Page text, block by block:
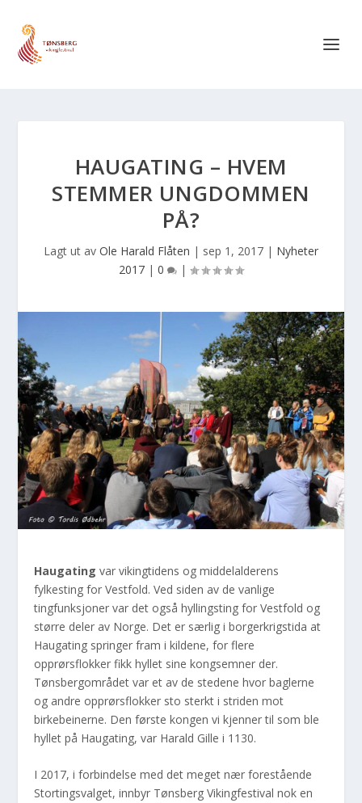
HAUGATING – HVEM
STEMMER UNGDOMMEN
PÅ?
Lagt ut av Ole Harald Flåten | sep 1, 2017 | Nyheter
2017 | 0 |
Haugating var vikingtidens og middelalderens
fylkesting for Vestfold. Ved siden av de vanlige
tingfunksjoner var det også hyllingsting for Vestfold og
større deler av Norge. Det er særlig i borgerkrigstida at
Haugating springer fram i kildene, for flere
opprørsflokker fikk hyllet sine kongsemner der.
Tønsbergområdet var et av de stedene hvor baglerne
og andre opprørsflokker sto sterkt i striden mot
birkebeinerne. Den første kongen vi kjenner til som ble
hyllet på Haugating, var Harald Gille i 1130.
I 2017, i forbindelse med det meget nær forestående
Stortingsvalget, innbyr Tønsberg Vikingfestival nok en